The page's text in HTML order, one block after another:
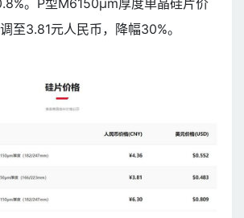
。P型M6150μm厚度单晶硅片价
至3.81元人民币，降幅30%。